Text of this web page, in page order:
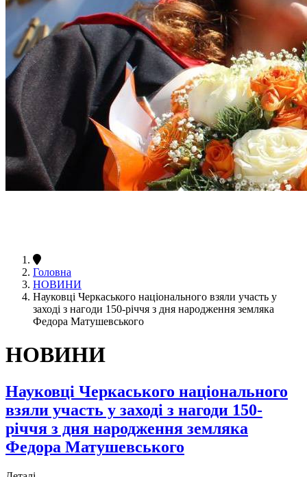
Головна
НОВИНИ
Науковці Черкаського національного взяли участь у
заході з нагоди 150-річчя з дня народження земляка
Федора Матушевського
НОВИНИ
Науковці Черкаського національного
взяли участь у заході з нагоди 150-
річчя з дня народження земляка
Федора Матушевського